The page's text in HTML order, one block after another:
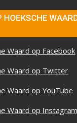
HOEKSCHE
Waard op Facebook
Waard op Twitter
Waard op YouTube
Waard op Instagram